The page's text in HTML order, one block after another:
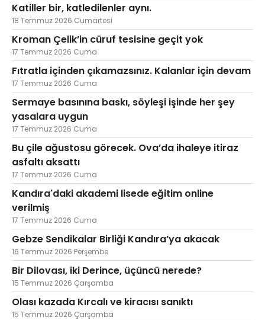
Katiller bir, katledilenler aynı.
18 Temmuz 2026 Cumartesi
Kroman Çelik’in cüruf tesisine geçit yok
17 Temmuz 2026 Cuma
Fıtratla içinden çıkamazsınız. Kalanlar için devam
17 Temmuz 2026 Cuma
Sermaye basınına baskı, söyleşi işinde her şey
yasalara uygun
17 Temmuz 2026 Cuma
Bu çile ağustosu görecek. Ova’da ihaleye itiraz
asfaltı aksattı
17 Temmuz 2026 Cuma
Kandıra'daki akademi lisede eğitim online
verilmiş
17 Temmuz 2026 Cuma
Gebze Sendikalar Birliği Kandıra’ya akacak
16 Temmuz 2026 Perşembe
Bir Dilovası, iki Derince, üçüncü nerede?
15 Temmuz 2026 Çarşamba
Olası kazada Kırcalı ve kiracısı sanıktı
15 Temmuz 2026 Çarşamba